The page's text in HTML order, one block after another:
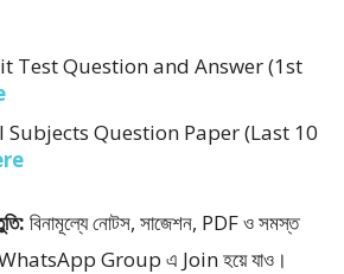
Test Question and Answer (1st
Question Paper (Last 10
বিনামূল্যে নোটস, সাজেশন, PDF ও সমস্ত
WhatsApp Group এ Join হয়ে যাও।